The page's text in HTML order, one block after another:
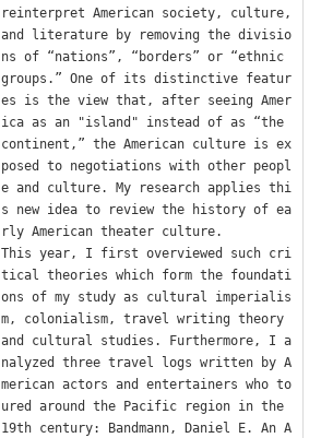
reinterpret American society, culture,
and literature by removing the divisio
ns of “nations”, “borders” or “ethnic
groups.” One of its distinctive featur
es is the view that, after seeing Amer
ica as an "island" instead of as “the
continent,” the American culture is ex
posed to negotiations with other peopl
e and culture. My research applies thi
s new idea to review the history of ea
rly American theater culture.
This year, I first overviewed such cri
tical theories which form the foundati
ons of my study as cultural imperialis
m, colonialism, travel writing theory
and cultural studies. Furthermore, I a
nalyzed three travel logs written by A
merican actors and entertainers who to
ured around the Pacific region in the
19th century: Bandmann, Daniel E. An A